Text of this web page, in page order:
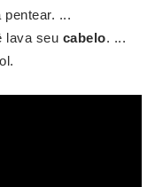
...
lava seu cabelo. ...